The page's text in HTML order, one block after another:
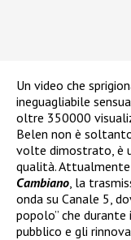
Un video che
ineguagliabile
oltre 350000
Belen non è
volte dimostrato, è
qualità.
Cambiano , la
onda su Canale 5,
popolo” che
pubblico e gli